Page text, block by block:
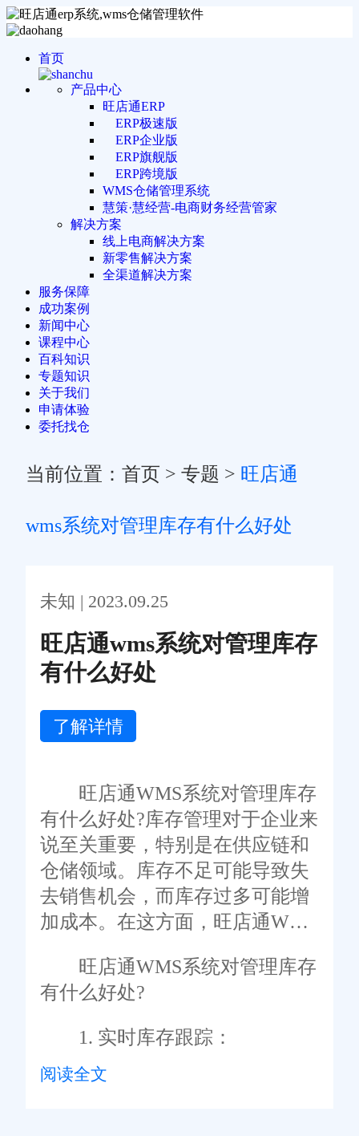
首页
产品中心
旺店通ERP
ERP极速版
ERP企业版
ERP旗舰版
ERP跨境版
WMS仓储管理系统
慧策·慧经营-电商财务经营管家
解决方案
线上电商解决方案
新零售解决方案
全渠道解决方案
服务保障
成功案例
新闻中心
课程中心
百科知识
专题知识
关于我们
申请体验
委托找仓
当前位置： 首页 > 专题 > 旺店通
wms系统对管理库存有什么好处
未知 | 2023.09.25
旺店通wms系统对管理库存
有什么好处
了解详情
旺店通WMS系统对管理库存
有什么好处?库存管理对于企业来
说至关重要，特别是在供应链和
仓储领域。库存不足可能导致失
去销售机会，而库存过多可能增
加成本。在这方面，旺店通WMS
系列好处，那么到底旺店通WMS
系统对管理库存有什么好处?下面
我们就跟着旺店通一起来了解
旺店通WMS系统对管理库存
有什么好处?
1. 实时库存跟踪：
旺店通WMS系统可以实时跟
阅读全文